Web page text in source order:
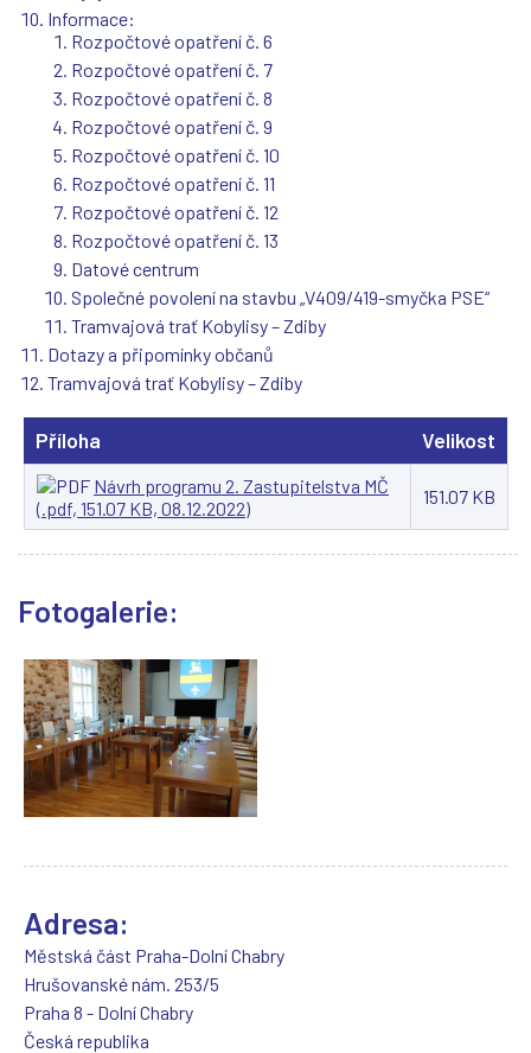
( ( ( (
Informace:
Rozpočtové opatření č. 6
Rozpočtové opatření č. 7
Rozpočtové opatření č. 8
Rozpočtové opatření č. 9
Rozpočtové opatření č. 10
Rozpočtové opatření č. 11
Rozpočtové opatření č. 12
Rozpočtové opatření č. 13
Datové centrum
Společné povolení na stavbu „V409/419-smyčka PSE“
Tramvajová trať Kobylisy – Zdiby
Dotazy a připomínky občanů
Tramvajová trať Kobylisy – Zdiby
Příloha Velikost
Návrh programu 2. Zastupitelstva MČ
(.pdf, 151.07 KB, 08.12.2022)
151.07 KB
Fotogalerie:
Adresa:
Městská část Praha-Dolní Chabry
Hrušovanské nám. 253/5
Praha 8 - Dolní Chabry
Česká republika